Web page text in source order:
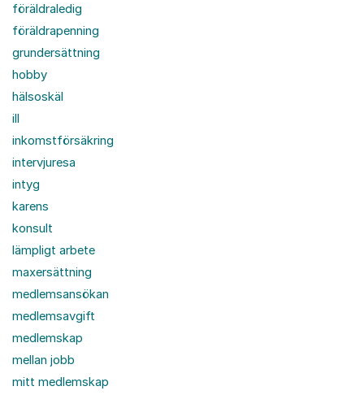
föräldraledig
föräldrapenning
grundersättning
hobby
hälsoskäl
ill
inkomstförsäkring
intervjuresa
intyg
karens
konsult
lämpligt arbete
maxersättning
medlemsansökan
medlemsavgift
medlemskap
mellan jobb
mitt medlemskap